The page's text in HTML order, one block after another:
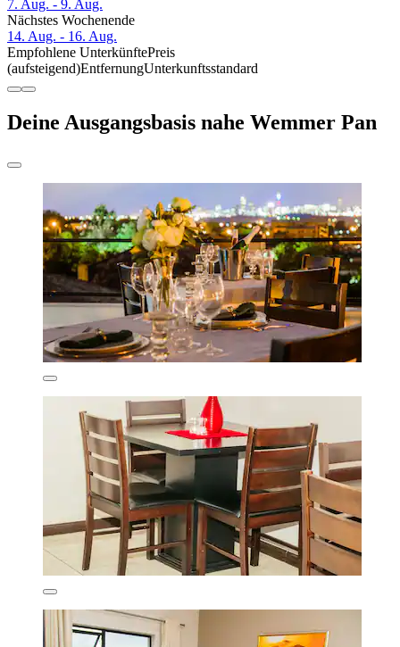
7. Aug. - 9. Aug.
Nächstes Wochenende
14. Aug. - 16. Aug.
Empfohlene UnterkünftePreis
(aufsteigend)EntfernungUnterkunftsstandard
Deine Ausgangsbasis nahe Wemmer Pan